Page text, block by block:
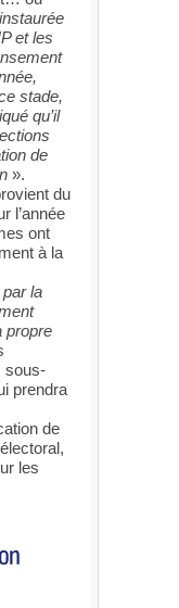
et les
stade,
qu’il
de
».
du
l’année
ont
à la
par la
propre
sous-
prendra
de
les